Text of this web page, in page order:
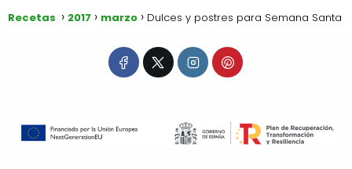
Recetas 2017 marzo Dulces y postres para Semana Santa